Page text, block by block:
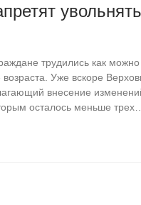
трудились как
Уже вскоре
внесение
осталось меньше